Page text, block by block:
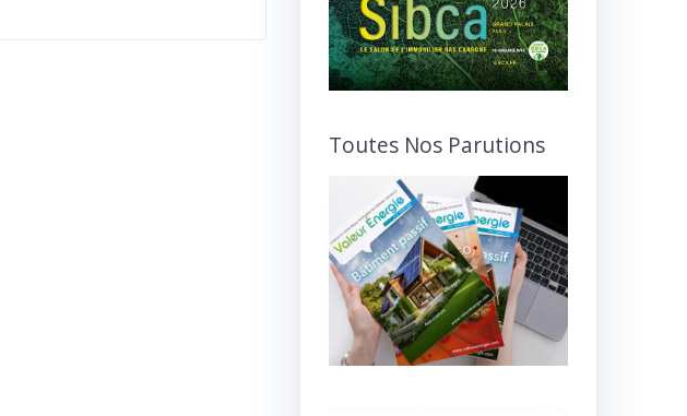
Toutes Nos Parutions